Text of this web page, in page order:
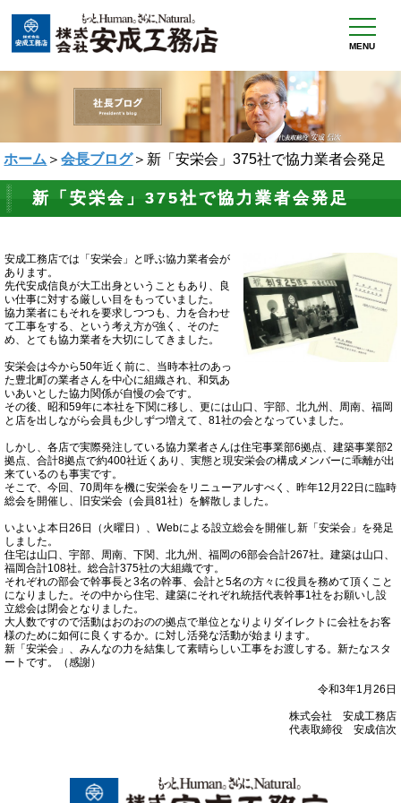
MENU
ホーム ＞会長ブログ＞新「安栄会」375社で協力業者会発足
新「安栄会」375社で協力業者会発足
安成工務店では「安栄会」と呼ぶ協力業者会が
あります。
先代安成信良が大工出身ということもあり、良
い仕事に対する厳しい目をもっていました。
協力業者にもそれを要求しつつも、力を合わせ
て工事をする、という考え方が強く、そのた
め、とても協力業者を大切にしてきました。
安栄会は今から50年近く前に、当時本社のあっ
た豊北町の業者さんを中心に組織され、和気あ
いあいとした協力関係が自慢の会です。
その後、昭和59年に本社を下関に移し、更には山口、宇部、北九州、周南、福岡
と店を出しながら会員も少しずつ増えて、81社の会となっていました。
しかし、各店で実際発注している協力業者さんは住宅事業部6拠点、建築事業部2
拠点、合計8拠点で約400社近くあり、実態と現安栄会の構成メンバーに乖離が出
来ているのも事実です。
そこで、今回、70周年を機に安栄会をリニューアルすべく、昨年12月22日に臨時
総会を開催し、旧安栄会（会員81社）を解散しました。
いよいよ本日26日（火曜日）、Webによる設立総会を開催し新「安栄会」を発足
しました。
住宅は山口、宇部、周南、下関、北九州、福岡の6部会合計267社。建築は山口、
福岡合計108社。総合計375社の大組織です。
それぞれの部会で幹事長と3名の幹事、会計と5名の方々に役員を務めて頂くこと
になりました。その中から住宅、建築にそれぞれ統括代表幹事1社をお願いし設
立総会は閉会となりました。
大人数ですので活動はおのおのの拠点で単位となりよりダイレクトに会社をお客
様のために如何に良くするか。に対し活発な活動が始まります。
新「安栄会」、みんなの力を結集して素晴らしい工事をお渡しする。新たなスタ
ートです。（感謝）
令和3年1月26日
株式会社 安成工務店
代表取締役 安成信次